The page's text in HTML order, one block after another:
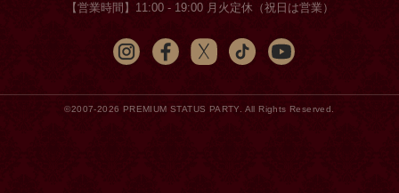
【営業時間】11:00 - 19:00 月火定休（祝日は営業）
©2007-2026 PREMIUM STATUS PARTY. All Rights Reserved.